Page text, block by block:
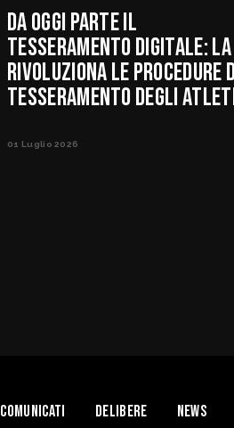
DA OGGI PARTE IL
TESSERAMENTO DIGITALE:
RIVOLUZIONA LE PROCEDURE
TESSERAMENTO DEGLI
01 Luglio 2026
Comunicati Delibere News